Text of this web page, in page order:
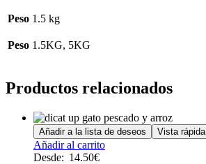
Peso 1.5 kg
Peso 1.5KG, 5KG
Productos relacionados
Añadir a la lista de deseos Vista rápida
Añadir al carritoEste
Desde: 14.50€